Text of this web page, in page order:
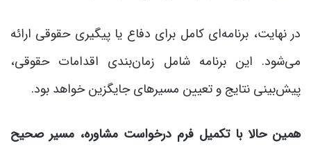
در نهایت، برنامه‌ای کامل برای دفاع یا پیگیری حقوقی ارائه
می‌شود. این برنامه شامل زمان‌بندی اقدامات حقوقی،
پیش‌بینی نتایج و تعیین مسیرهای جایگزین خواهد بود.
همین حالا با تکمیل فرم درخواست مشاوره، مسیر صحیح